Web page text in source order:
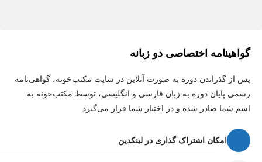
گواهینامه اختصاصی دو زبانه
پس از گذراندن دوره به صورت آنلاین در سایت مکتب‌خونه، گواهی‌نامه
رسمی پایان دوره به زبان فارسی و انگلیسی، توسط مکتب‌خونه به
اسم شما صادر شده و در اختیار شما قرار می‌گیرد.
امکان اشتراک گذاری در لینکدین